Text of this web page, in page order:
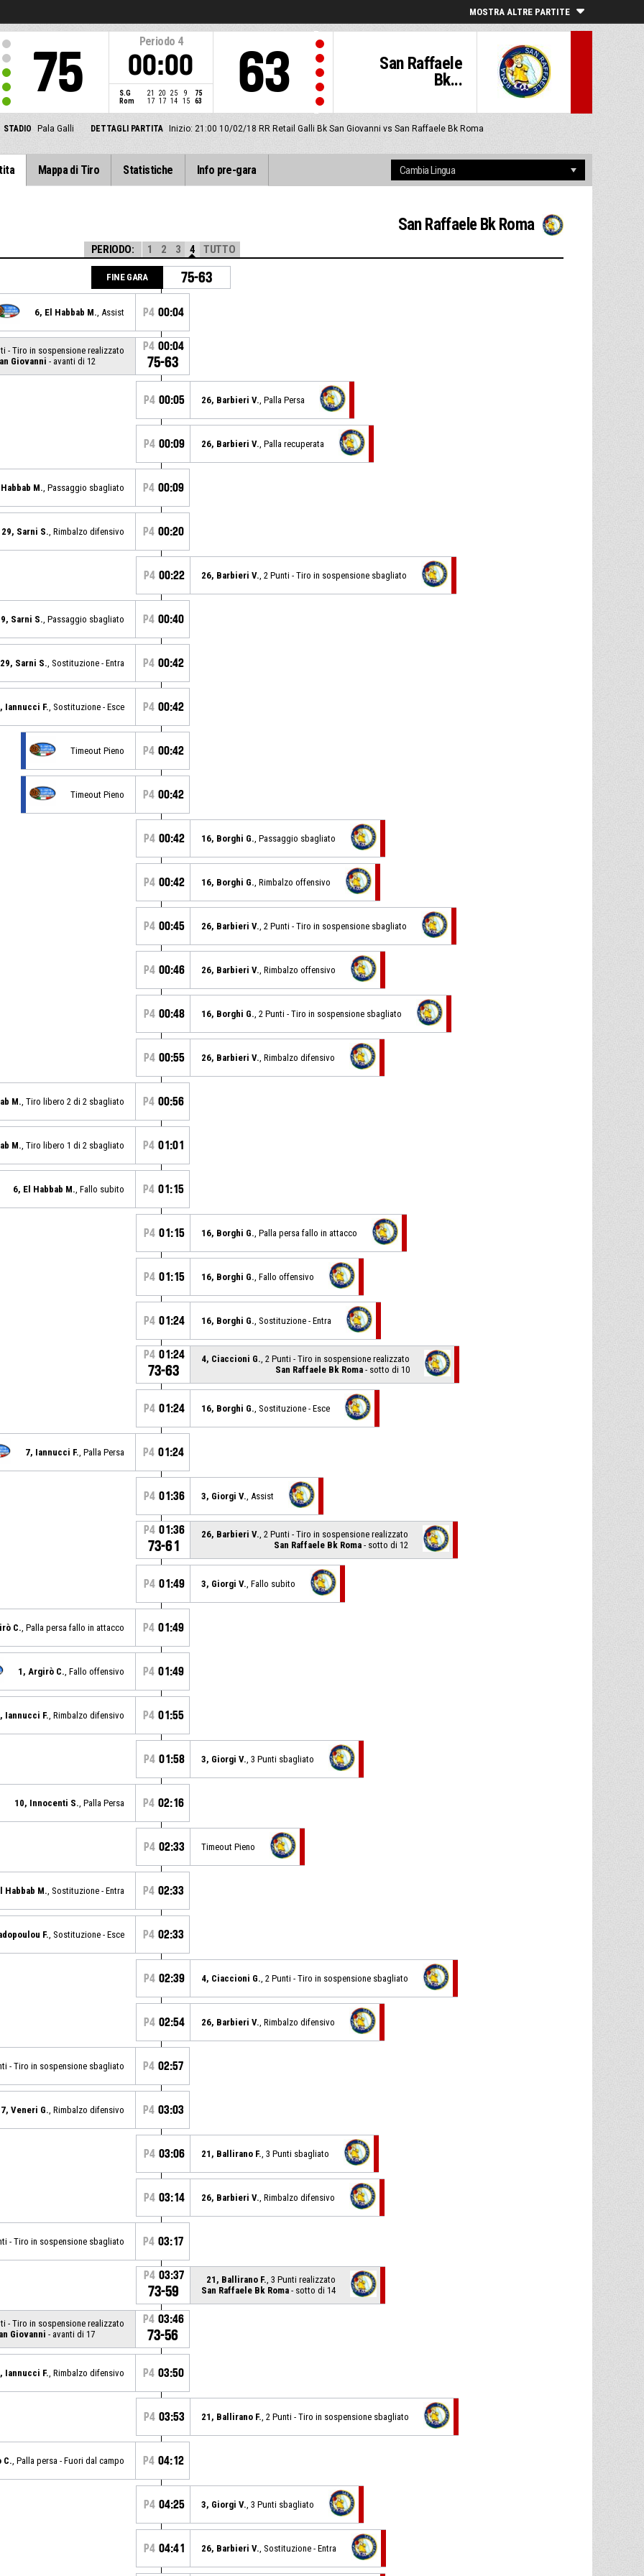
MOSTRA ALTRE PARTITE
75
Periodo 4
00:00
S.G 21 20 25 9
75
Rom
17 17 14 15 63
San Raffaele
Bk...
63
STADIO Pala Galli DETTAGLI PARTITA Inizio: 21:00 10/02/18 RR Retail Galli Bk San Giovanni vs San Raffaele Bk Roma
Mappa di Tiro Statistiche Info pre-gara
San Raffaele Bk Roma
PERIODO: 1 2 3 4 TUTTO
FINE GARA 75-63
6, El Habbab M. , Assist P4 00:04
- Tiro in sospensione realizzato
Giovanni - avanti di 12
P4 00:04
75-63
P4 00:05 26, Barbieri V. , Palla Persa
P4 00:09 26, Barbieri V. , Palla recuperata
M. , Passaggio sbagliato P4 00:09
29, Sarni S. , Rimbalzo difensivo P4 00:20
P4 00:22 26, Barbieri V. , 2 Punti - Tiro in sospensione sbagliato
Sarni S. , Passaggio sbagliato P4 00:40
29, Sarni S. , Sostituzione - Entra P4 00:42
Iannucci F. , Sostituzione - Esce P4 00:42
Timeout Pieno P4 00:42
Timeout Pieno P4 00:42
P4 00:42 16, Borghi G. , Passaggio sbagliato
P4 00:42 16, Borghi G. , Rimbalzo offensivo
P4 00:45 26, Barbieri V. , 2 Punti - Tiro in sospensione sbagliato
P4 00:46 26, Barbieri V. , Rimbalzo offensivo
P4 00:48 16, Borghi G. , 2 Punti - Tiro in sospensione sbagliato
P4 00:55 26, Barbieri V. , Rimbalzo difensivo
M. , Tiro libero 2 di 2 sbagliato P4 00:56
M. , Tiro libero 1 di 2 sbagliato P4 01:01
6, El Habbab M. , Fallo subito P4 01:15
P4 01:15 16, Borghi G. , Palla persa fallo in attacco
P4 01:15 16, Borghi G. , Fallo offensivo
P4 01:24 16, Borghi G. , Sostituzione - Entra
P4 01:24
73-63
4, Ciaccioni G. , 2 Punti - Tiro in sospensione realizzato
San Raffaele Bk Roma - sotto di 10
P4 01:24 16, Borghi G. , Sostituzione - Esce
7, Iannucci F. , Palla Persa P4 01:24
P4 01:36 3, Giorgi V. , Assist
P4 01:36
73-61
26, Barbieri V. , 2 Punti - Tiro in sospensione realizzato
San Raffaele Bk Roma - sotto di 12
P4 01:49 3, Giorgi V. , Fallo subito
C. , Palla persa fallo in attacco P4 01:49
1, Argirò C. , Fallo offensivo P4 01:49
Iannucci F. , Rimbalzo difensivo P4 01:55
P4 01:58 3, Giorgi V. , 3 Punti sbagliato
10, Innocenti S. , Palla Persa P4 02:16
P4 02:33 Timeout Pieno
Habbab M. , Sostituzione - Entra P4 02:33
F. , Sostituzione - Esce P4 02:33
P4 02:39 4, Ciaccioni G. , 2 Punti - Tiro in sospensione sbagliato
P4 02:54 26, Barbieri V. , Rimbalzo difensivo
- Tiro in sospensione sbagliato P4 02:57
Veneri G. , Rimbalzo difensivo P4 03:03
P4 03:06 21, Ballirano F. , 3 Punti sbagliato
P4 03:14 26, Barbieri V. , Rimbalzo difensivo
- Tiro in sospensione sbagliato P4 03:17
P4 03:37
73-59
21, Ballirano F. , 3 Punti realizzato
San Raffaele Bk Roma - sotto di 14
- Tiro in sospensione realizzato
Giovanni - avanti di 17
P4 03:46
73-56
Iannucci F. , Rimbalzo difensivo P4 03:50
P4 03:53 21, Ballirano F. , 2 Punti - Tiro in sospensione sbagliato
C. , Palla persa - Fuori dal campo P4 04:12
P4 04:25 3, Giorgi V. , 3 Punti sbagliato
P4 04:41 26, Barbieri V. , Sostituzione - Entra